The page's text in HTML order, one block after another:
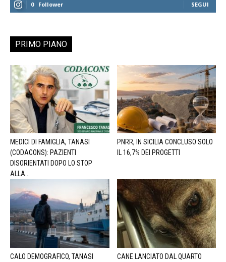
0 Follower SEGUI
PRIMO PIANO
MEDICI DI FAMIGLIA, TANASI
(CODACONS): PAZIENTI
DISORIENTATI DOPO LO STOP
ALLA...
PNRR, IN SICILIA CONCLUSO SOLO
IL 16,7% DEI PROGETTI
CALO DEMOGRAFICO, TANASI
CANE LANCIATO DAL QUARTO